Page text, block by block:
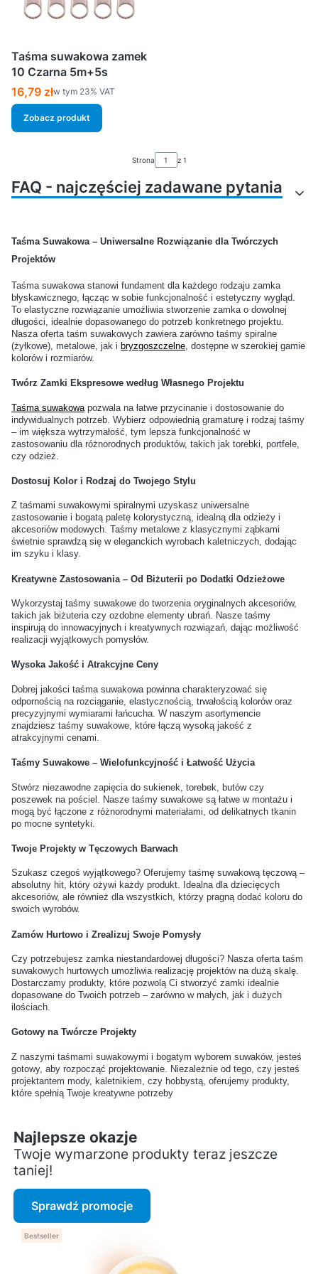
Taśma suwakowa zamek
10 Czarna 5m+5s
Cena brutto
16,79 złw tym %s VAT
w tym 23% VAT
Zobacz produkt
Strona z 1
FAQ - najczęściej zadawane pytania
potrzebne do rozpoczęcia
pracy z taśmami nośnymi?
karabińczykiem, żeby było
Jakie elementy metalowe są
najbardziej odporne na
rdzę i ścieranie?
Czy akcesoria do
rękodzieła z metalu można
malować lub lakierować?
jakości karabińczyk?
metalowych do produktów
tekstylnych?
Jak zabezpieczyć
końcówki taśmy po cięciu?
Jakie są najpopularniejsze
handmade?
Czy do zamocowania napy
wystarczy młotek?
Jakie rodzaje nitów są
najczęściej używane w
razem z nowymi butami?
pasują do każdego rodzaju
obuwia?
Jakie wkładki pomogą przy
nadpotliwości stóp?
przemoczone buty?
Czy można używać tego
samego impregnatu do
wszystkich butów?
Czy prawidła do butów
plastikowych?
Jak przechowywać buty
sportowe po treningu?
Jak często wymieniać
sznurówki i wkładki?
Jak czyścić buty z
materiałów syntetycznych?
Jakie kosmetyki najlepiej
pielęgnują skórzane buty
codzienne?
kremu do różnych kolorów
butów?
przesuszenia skóry
butów?
Jak przywrócić kolor
zamszu?
Czy środki do czyszczenia
Czy można stosować
kosmetyki do skóry na
Jakie kosmetyki są
polecane do renowacji
Czym różni się taśma
polipropylenowa od
poliestrowej?
taśmy nośnej do projektu?
Czy taśmy nośne można
prać?
Taśma Suwakowa – Uniwersalne Rozwiązanie dla Twórczych
Projektów
Taśma suwakowa stanowi fundament dla każdego rodzaju zamka
błyskawicznego, łącząc w sobie funkcjonalność i estetyczny wygląd.
To elastyczne rozwiązanie umożliwia stworzenie zamka o dowolnej
długości, idealnie dopasowanego do potrzeb konkretnego projektu.
Nasza oferta taśm suwakowych zawiera zarówno taśmy spiralne
(żyłkowe), metalowe, jak i bryzgoszczelne , dostępne w szerokiej gamie
kolorów i rozmiarów.
Twórz Zamki Ekspresowe według Własnego Projektu
Taśma suwakowa pozwala na łatwe przycinanie i dostosowanie do
indywidualnych potrzeb. Wybierz odpowiednią gramaturę i rodzaj taśmy
– im większa wytrzymałość, tym lepsza funkcjonalność w
zastosowaniu dla różnorodnych produktów, takich jak torebki, portfele,
czy odzież.
Dostosuj Kolor i Rodzaj do Twojego Stylu
Z taśmami suwakowymi spiralnymi uzyskasz uniwersalne
zastosowanie i bogatą paletę kolorystyczną, idealną dla odzieży i
akcesoriów modowych. Taśmy metalowe z klasycznymi ząbkami
świetnie sprawdzą się w eleganckich wyrobach kaletniczych, dodając
im szyku i klasy.
Kreatywne Zastosowania – Od Biżuterii po Dodatki Odzieżowe
Wykorzystaj taśmy suwakowe do tworzenia oryginalnych akcesoriów,
takich jak biżuteria czy ozdobne elementy ubrań. Nasze taśmy
inspirują do innowacyjnych i kreatywnych rozwiązań, dając możliwość
realizacji wyjątkowych pomysłów.
Wysoka Jakość i Atrakcyjne Ceny
Dobrej jakości taśma suwakowa powinna charakteryzować się
odpornością na rozciąganie, elastycznością, trwałością kolorów oraz
precyzyjnymi wymiarami łańcucha. W naszym asortymencie
znajdziesz taśmy suwakowe, które łączą wysoką jakość z
atrakcyjnymi cenami.
Taśmy Suwakowe – Wielofunkcyjność i Łatwość Użycia
Stwórz niezawodne zapięcia do sukienek, torebek, butów czy
poszewek na pościel. Nasze taśmy suwakowe są łatwe w montażu i
mogą być łączone z różnorodnymi materiałami, od delikatnych tkanin
po mocne syntetyki.
Twoje Projekty w Tęczowych Barwach
Szukasz czegoś wyjątkowego? Oferujemy taśmę suwakową tęczową –
absolutny hit, który ożywi każdy produkt. Idealna dla dziecięcych
akcesoriów, ale również dla wszystkich, którzy pragną dodać koloru do
swoich wyrobów.
Zamów Hurtowo i Zrealizuj Swoje Pomysły
Czy potrzebujesz zamka niestandardowej długości? Nasza oferta taśm
suwakowych hurtowych umożliwia realizację projektów na dużą skalę.
Dostarczamy produkty, które pozwolą Ci stworzyć zamki idealnie
dopasowane do Twoich potrzeb – zarówno w małych, jak i dużych
ilościach.
Gotowy na Twórcze Projekty
Z naszymi taśmami suwakowymi i bogatym wyborem suwaków, jesteś
gotowy, aby rozpocząć projektowanie. Niezależnie od tego, czy jesteś
projektantem mody, kaletnikiem, czy hobbystą, oferujemy produkty,
które spełnią Twoje kreatywne potrzeby
Najlepsze okazje
Twoje wymarzone produkty teraz jeszcze
taniej!
Sprawdź promocje
Bestseller